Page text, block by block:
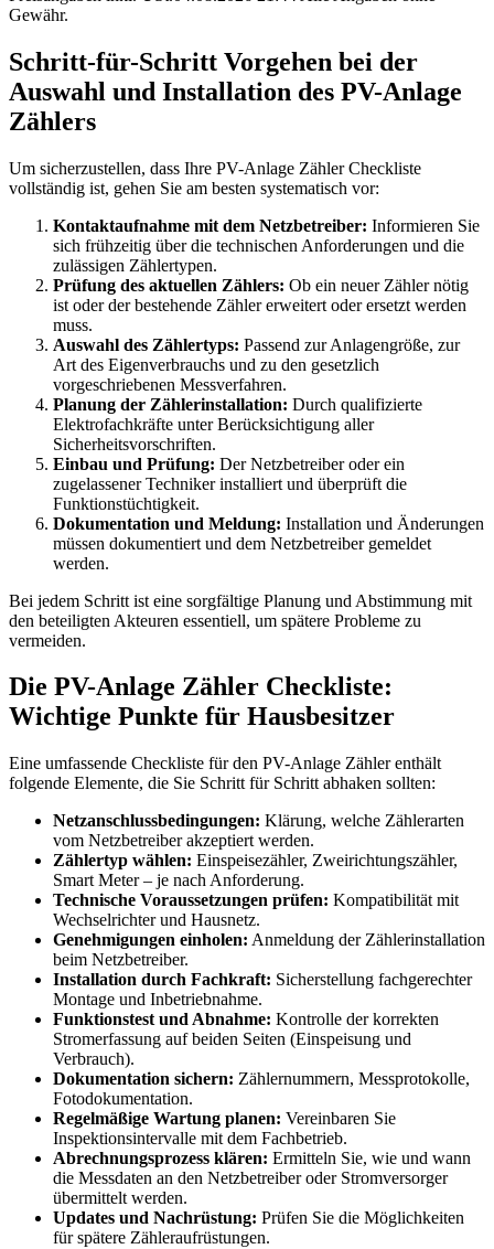
Gewähr.
Schritt-für-Schritt Vorgehen bei der
Auswahl und Installation des PV-Anlage
Zählers
Um sicherzustellen, dass Ihre PV-Anlage Zähler Checkliste
vollständig ist, gehen Sie am besten systematisch vor:
Kontaktaufnahme mit dem Netzbetreiber: Informieren Sie
sich frühzeitig über die technischen Anforderungen und die
zulässigen Zählertypen.
Prüfung des aktuellen Zählers: Ob ein neuer Zähler nötig
ist oder der bestehende Zähler erweitert oder ersetzt werden
muss.
Auswahl des Zählertyps: Passend zur Anlagengröße, zur
Art des Eigenverbrauchs und zu den gesetzlich
vorgeschriebenen Messverfahren.
Planung der Zählerinstallation: Durch qualifizierte
Elektrofachkräfte unter Berücksichtigung aller
Sicherheitsvorschriften.
Einbau und Prüfung: Der Netzbetreiber oder ein
zugelassener Techniker installiert und überprüft die
Funktionstüchtigkeit.
Dokumentation und Meldung: Installation und Änderungen
müssen dokumentiert und dem Netzbetreiber gemeldet
werden.
Bei jedem Schritt ist eine sorgfältige Planung und Abstimmung mit
den beteiligten Akteuren essentiell, um spätere Probleme zu
vermeiden.
Die PV-Anlage Zähler Checkliste:
Wichtige Punkte für Hausbesitzer
Eine umfassende Checkliste für den PV-Anlage Zähler enthält
folgende Elemente, die Sie Schritt für Schritt abhaken sollten:
Netzanschlussbedingungen: Klärung, welche Zählerarten
vom Netzbetreiber akzeptiert werden.
Zählertyp wählen: Einspeisezähler, Zweirichtungszähler,
Smart Meter – je nach Anforderung.
Technische Voraussetzungen prüfen: Kompatibilität mit
Wechselrichter und Hausnetz.
Genehmigungen einholen: Anmeldung der Zählerinstallation
beim Netzbetreiber.
Installation durch Fachkraft: Sicherstellung fachgerechter
Montage und Inbetriebnahme.
Funktionstest und Abnahme: Kontrolle der korrekten
Stromerfassung auf beiden Seiten (Einspeisung und
Verbrauch).
Dokumentation sichern: Zählernummern, Messprotokolle,
Fotodokumentation.
Regelmäßige Wartung planen: Vereinbaren Sie
Inspektionsintervalle mit dem Fachbetrieb.
Abrechnungsprozess klären: Ermitteln Sie, wie und wann
die Messdaten an den Netzbetreiber oder Stromversorger
übermittelt werden.
Updates und Nachrüstung: Prüfen Sie die Möglichkeiten
für spätere Zähleraufrüstungen.